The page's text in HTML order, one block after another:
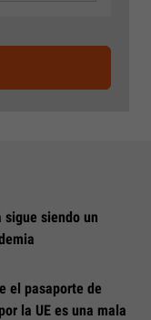
sigue siendo un
el pasaporte de
la UE es una mala